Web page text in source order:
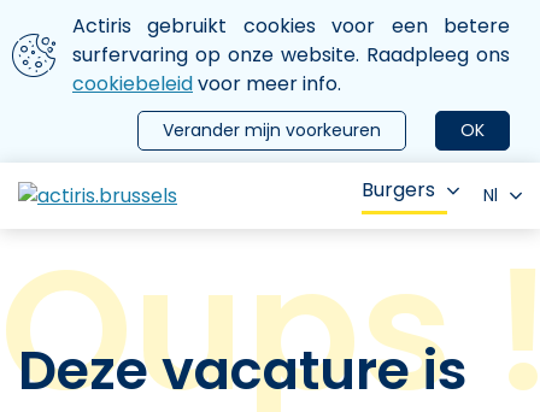
Aller au contenu principal
We gebruiken cookies
Actiris gebruikt cookies voor een betere
surfervaring op onze website. Raadpleeg ons
cookiebeleidvoor meer info.
OK
Verander mijn voorkeuren
le menu
Burgers Nl
Deze vacature is